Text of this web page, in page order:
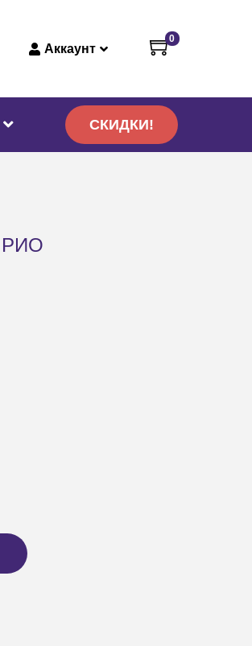
Аккаунт
0
СКИДКИ!
РИО